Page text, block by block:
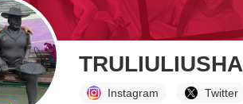
TRULIULIUSHA
Instagram Twitter